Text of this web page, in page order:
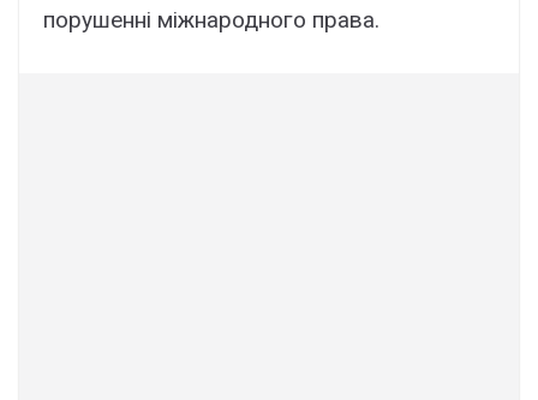
порушенні міжнародного права.